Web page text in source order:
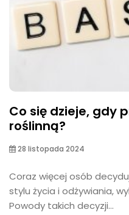
Co się dzieje, gdy
roślinną?
28 listopada 2024
Coraz więcej osób
stylu życia i odżywiania,
Powody takich decyzji...